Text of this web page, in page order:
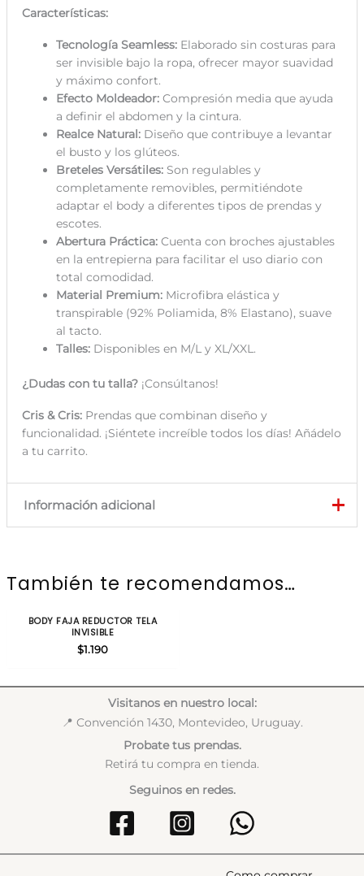
Características:
Tecnología Seamless:Elaborado sin costuras para
ser invisible bajo la ropa, ofrecer mayor suavidad
y máximo confort.
Efecto Moldeador:Compresión media que ayuda
a definir el abdomen y la cintura.
Realce Natural:Diseño que contribuye a levantar
el busto y los glúteos.
Breteles Versátiles:Son regulables y
completamente removibles, permitiéndote
adaptar el body a diferentes tipos de prendas y
escotes.
Abertura Práctica:Cuenta con broches ajustables
en la entrepierna para facilitar el uso diario con
total comodidad.
Material Premium:Microfibra elástica y
transpirable (92% Poliamida, 8% Elastano), suave
al tacto.
Talles: Disponibles en M/L y XL/XXL.
¿Dudas con tu talla?¡Consúltanos!
Cris & Cris:Prendas que combinan diseño y
funcionalidad. ¡Siéntete increíble todos los días! Añádelo
a tu carrito.
Información adicional
Color Negro, Beige, Blanco
También te recomendamos…
BODY FAJA REDUCTOR TELA
INVISIBLE
$1.190
Visitanos en nuestro local:
📍 Convención 1430, Montevideo, Uruguay.
Probate tus prendas.
Retirá tu compra en tienda.
Seguinos en redes.